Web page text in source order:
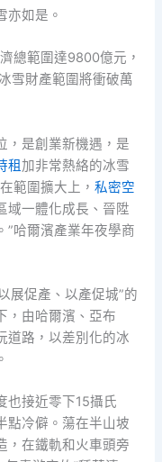
亦如是。
總範圍達9800億元，
雪財產範圍將衝破萬
，是創業新機遇，是
租加非常熱絡的冰雪
範圍擴大上，私密空
域一體化成長、晉陞
。”哈爾濱產業年夜學商
展促產、以產促城”的
，由哈爾濱、亞布
道路，以差別化的冰
也接近零下15攝氏
點冷僻。蕩在半山坡
，在鐵軌和火車頭旁